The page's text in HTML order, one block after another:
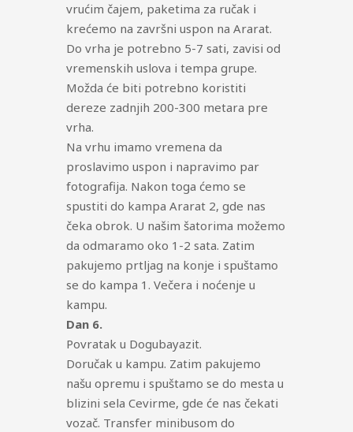
vrućim čajem, paketima za ručak i
krećemo na završni uspon na Ararat.
Do vrha je potrebno 5-7 sati, zavisi od
vremenskih uslova i tempa grupe.
Možda će biti potrebno koristiti
dereze zadnjih 200-300 metara pre
vrha.
Na vrhu imamo vremena da
proslavimo uspon i napravimo par
fotografija. Nakon toga ćemo se
spustiti do kampa Ararat 2, gde nas
čeka obrok. U našim šatorima možemo
da odmaramo oko 1-2 sata. Zatim
pakujemo prtljag na konje i spuštamo
se do kampa 1. Večera i noćenje u
kampu.
Dan 6.
Povratak u Dogubayazit.
Doručak u kampu. Zatim pakujemo
našu opremu i spuštamo se do mesta u
blizini sela Cevirme, gde će nas čekati
vozač. Transfer minibusom do